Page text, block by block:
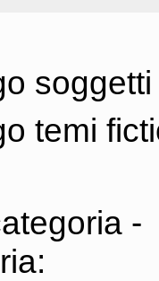
soggetti
temi
-